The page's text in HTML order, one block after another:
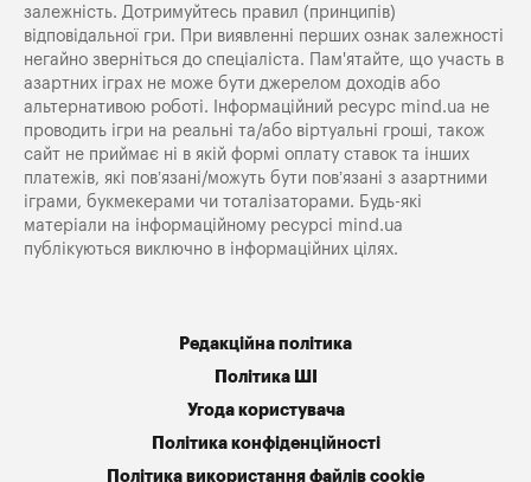
залежність. Дотримуйтесь правил (принципів)
відповідальної гри. При виявленні перших ознак залежності
негайно зверніться до спеціаліста. Пам'ятайте, що участь в
азартних іграх не може бути джерелом доходів або
альтернативою роботі. Інформаційний ресурс mind.ua не
проводить ігри на реальні та/або віртуальні гроші, також
сайт не приймає ні в якій формі оплату ставок та інших
платежів, які пов’язані/можуть бути пов’язані з азартними
іграми, букмекерами чи тоталізаторами. Будь-які
матеріали на інформаційному ресурсі mind.ua
публікуються виключно в інформаційних цілях.
Редакційна політика
Політика ШІ
Угода користувача
Політика конфіденційності
Політика використання файлів cookie